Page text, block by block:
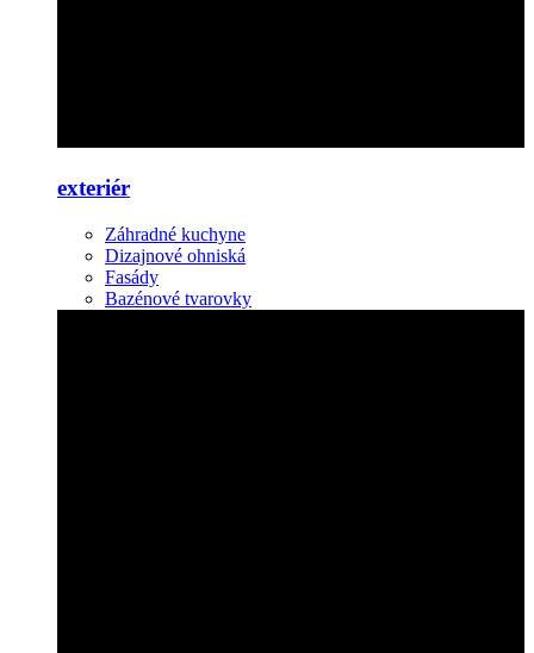
exteriér
Záhradné kuchyne
Dizajnové ohniská
Fasády
Bazénové tvarovky